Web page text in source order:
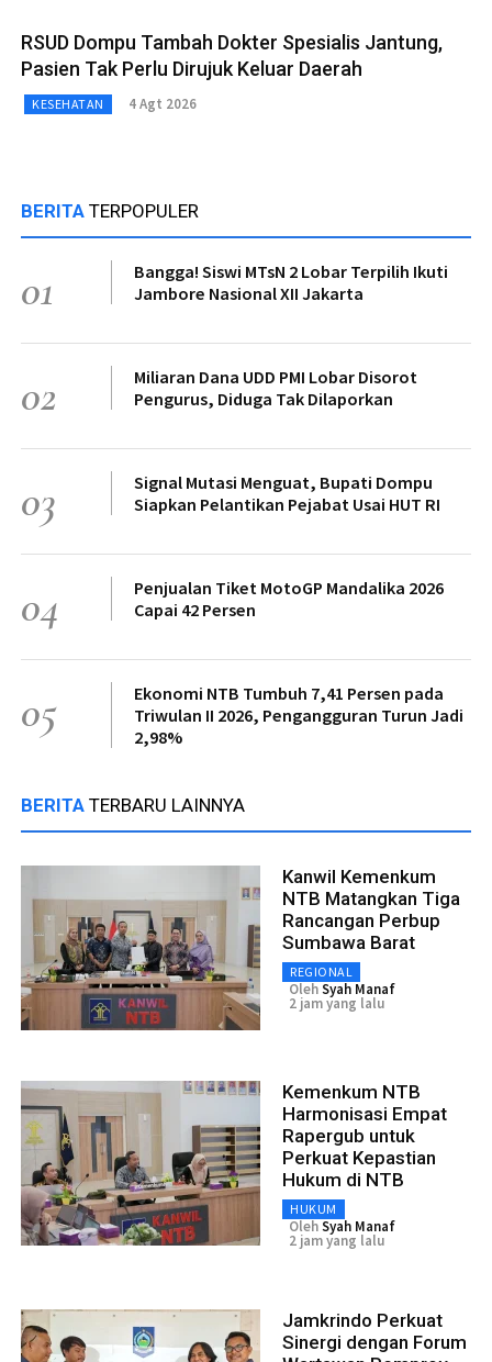
RSUD Dompu Tambah Dokter Spesialis Jantung,
Pasien Tak Perlu Dirujuk Keluar Daerah
KESEHATAN 4 Agt 2026
BERITA TERPOPULER
01
Bangga! Siswi MTsN 2 Lobar Terpilih Ikuti
Jambore Nasional XII Jakarta
02
Miliaran Dana UDD PMI Lobar Disorot
Pengurus, Diduga Tak Dilaporkan
03
Signal Mutasi Menguat, Bupati Dompu
Siapkan Pelantikan Pejabat Usai HUT RI
04
Penjualan Tiket MotoGP Mandalika 2026
Capai 42 Persen
05
Ekonomi NTB Tumbuh 7,41 Persen pada
Triwulan II 2026, Pengangguran Turun Jadi
2,98%
BERITA TERBARU LAINNYA
Kanwil Kemenkum
NTB Matangkan Tiga
Rancangan Perbup
Sumbawa Barat
REGIONAL
OlehSyah Manaf
2 jam yang lalu
Kemenkum NTB
Harmonisasi Empat
Rapergub untuk
Perkuat Kepastian
Hukum di NTB
HUKUM
OlehSyah Manaf
2 jam yang lalu
Jamkrindo Perkuat
Sinergi dengan Forum